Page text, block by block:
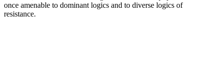
once amenable to dominant logics and to diverse logics of
resistance.